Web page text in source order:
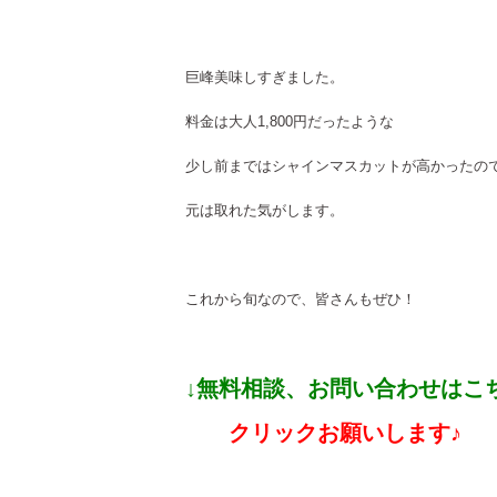
巨峰美味しすぎました。
料金は大人1,800円だったような
少し前まではシャインマスカットが高かったの
元は取れた気がします。
これから旬なので、皆さんもぜひ！
↓無料相談、お問い合わせはこ
クリックお願いします♪